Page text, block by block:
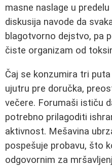
masne naslage u
diskusija navode da
blagotvorno dejstvo, pa
čiste organizam od
Čaj se konzumira tri
ujutru pre doručka,
večere. Forumaši ističu
potrebno prilagoditi
aktivnost. Mešavina
pospešuje probavu, što
odgovornim za